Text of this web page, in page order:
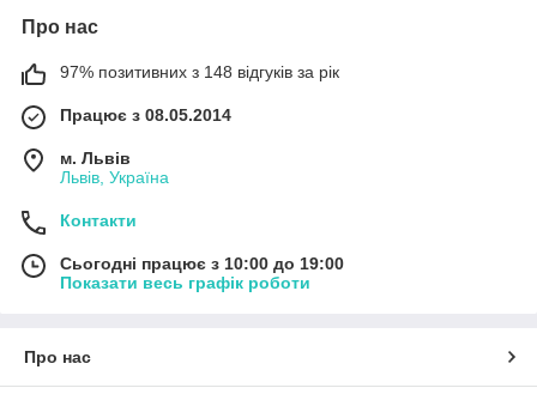
Про нас
97% позитивних з 148 відгуків за рік
Працює з 08.05.2014
м. Львів
Львів, Україна
Контакти
Сьогодні працює з 10:00 до 19:00
Показати весь графік роботи
Про нас